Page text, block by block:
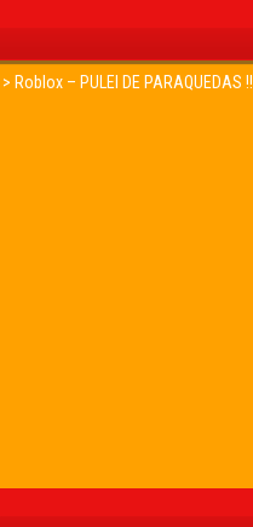
> Roblox – PULEI DE PARAQUEDAS !!